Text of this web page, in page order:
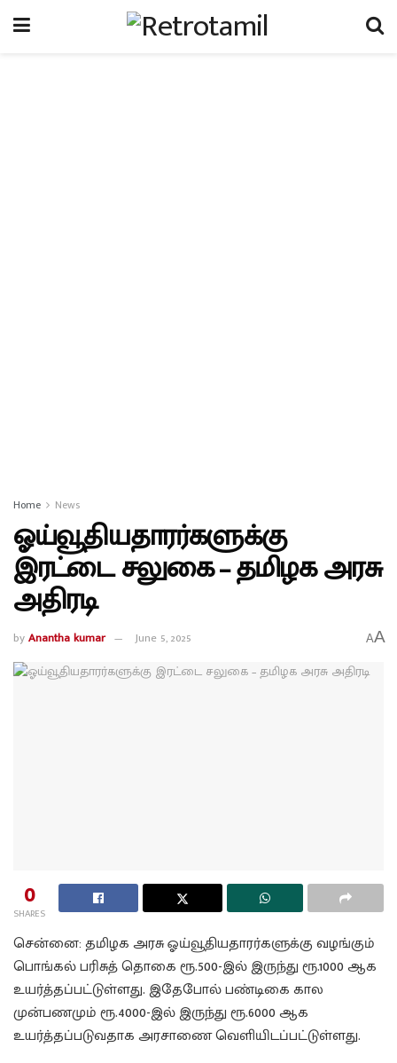
Home News
ஓய்வூதியதாரர்களுக்கு
இரட்டை சலுகை – தமிழக அரசு
அதிரடி
byAnantha kumar June 5, 2025 AA
0
SHARES
சென்னை: தமிழக அரசு ஓய்வூதியதாரர்களுக்கு வழங்கும்
பொங்கல் பரிசுத் தொகை ரூ.500-இல் இருந்து ரூ.1000 ஆக
உயர்த்தப்பட்டுள்ளது. இதேபோல் பண்டிகை கால
முன்பணமும் ரூ.4000-இல் இருந்து ரூ.6000 ஆக
உயர்த்தப்படுவதாக அரசாணை வெளியிடப்பட்டுள்ளது.